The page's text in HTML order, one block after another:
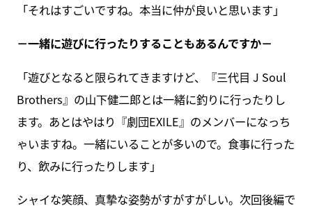
「それはすごいですね。本当に仲が良いと思います」
－一緒に遊びに行ったりすることもあるんですか－
「遊びとなると限られてきますけど、『三代目 J Soul
Brothers』の山下健二郎とは一緒に釣りに行ったりし
ます。あとはやはり『劇団EXILE』のメンバーになっち
ゃいますね。一緒にいることが多いので。食事に行った
り、飲みに行ったりします」
シャイな笑顔、真摯な姿勢がすがすがしい。次回後編で